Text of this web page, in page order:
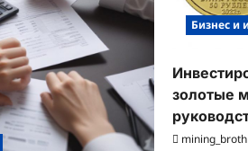
Бизнес и
золотые
mining_broth